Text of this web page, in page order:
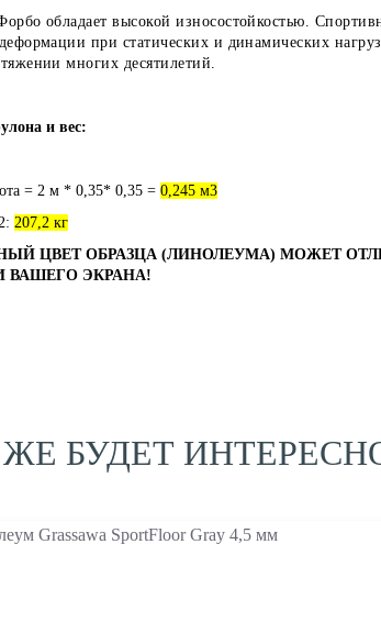
обладает высокой износостойкостью.
при статических и динамических
многих десятилетий.
и вес:
= 2 м * 0,35* 0,35 = 0,245 м3
207,2 кг
ЦВЕТ ОБРАЗЦА (ЛИНОЛЕУМА) МОЖЕТ
ВАШЕГО ЭКРАНА!
БУДЕТ